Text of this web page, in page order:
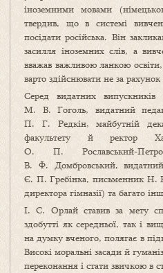
іноземними мовами
твердив, що в системі
посідати російська. Він
засилля іноземних слів, а
вважав важливою ланкою
варто здійснювати не за
Серед видатних випускників
М. В. Гоголь, видатний
П. Г. Редкін, майбутній
факультету й ректор
О. П. Рославський-
В. Ф. Домбровський,
Є. П. Гребінка, письменник Н.
директора гімназії) та багато
І. С. Орлай ставив за мету
здобутті як середньої, так і
на думку вченого, полягає в
Високі моральні засади й
переконання і стати звичкою в